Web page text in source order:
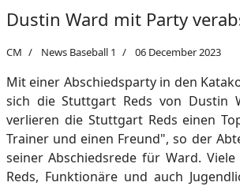
Dustin Ward mit Party
CM News Baseball 1 06 December 2023
Mit einer Abschiedsparty in den
sich die Stuttgart Reds von Dustin
verlieren die Stuttgart Reds einen
Trainer und einen Freund", so der
seiner Abschiedsrede für Ward.
Reds, Funktionäre und auch